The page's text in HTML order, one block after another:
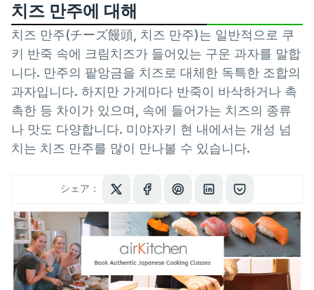
치즈 만주에 대해
치즈 만주(チーズ饅頭, 치즈 만주)는 일반적으로 쿠
키 반죽 속에 크림치즈가 들어있는 구운 과자를 말합
니다. 만주의 팥앙금을 치즈로 대체한 독특한 조합의
과자입니다. 하지만 가게마다 반죽이 바삭하거나 촉
촉한 등 차이가 있으며, 속에 들어가는 치즈의 종류
나 맛도 다양합니다. 미야자키 현 내에서는 개성 넘
치는 치즈 만주를 많이 만나볼 수 있습니다.
シェア：